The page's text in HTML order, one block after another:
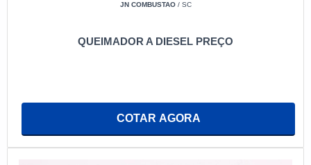
JN COMBUSTAO/ SC
QUEIMADOR A DIESEL PREÇO
COTAR AGORA